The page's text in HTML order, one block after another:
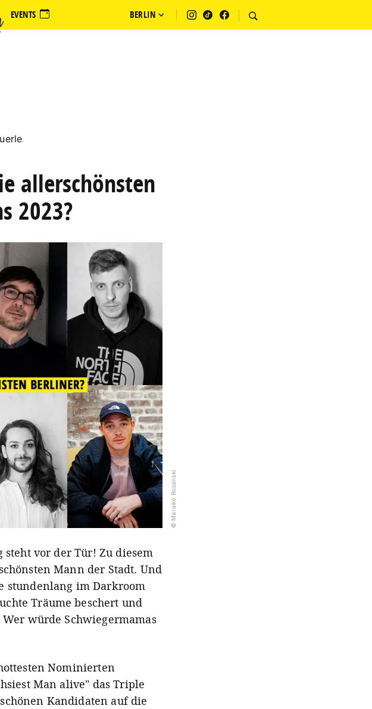
BERLIN
EVENTS
allerschönsten
2023?
© Maraike Rosanski
steht vor der Tür! Zu diesem
Mann der Stadt. Und
stundenlang im Darkroom
Träume beschert und
würde Schwiegermamas
Nominierten
Man alive" das Triple
Kandidaten auf die